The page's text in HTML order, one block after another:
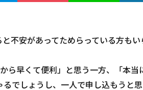
不安があってためらっている方も
ら早くて便利」と思う一方、「本当
でしょうし、一人で申し込もうと